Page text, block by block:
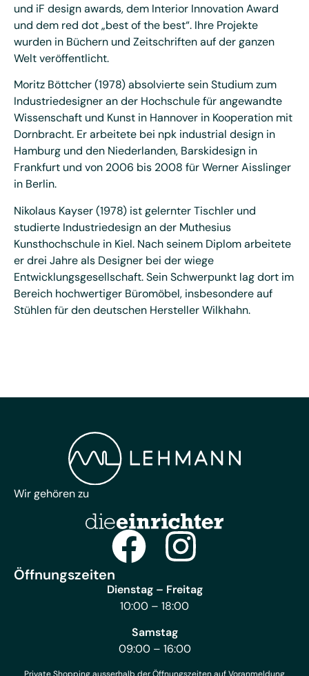
und iF design awards, dem Interior Innovation Award
und dem red dot „best of the best“. Ihre Projekte
wurden in Büchern und Zeitschriften auf der ganzen
Welt veröffentlicht.
Moritz Böttcher (1978) absolvierte sein Studium zum
Industriedesigner an der Hochschule für angewandte
Wissenschaft und Kunst in Hannover in Kooperation mit
Dornbracht. Er arbeitete bei npk industrial design in
Hamburg und den Niederlanden, Barskidesign in
Frankfurt und von 2006 bis 2008 für Werner Aisslinger
in Berlin.
Nikolaus Kayser (1978) ist gelernter Tischler und
studierte Industriedesign an der Muthesius
Kunsthochschule in Kiel. Nach seinem Diplom arbeitete
er drei Jahre als Designer bei der wiege
Entwicklungsgesellschaft. Sein Schwerpunkt lag dort im
Bereich hochwertiger Büromöbel, insbesondere auf
Stühlen für den deutschen Hersteller Wilkhahn.
Wir gehören zu
Öffnungszeiten
Dienstag – Freitag
10:00 – 18:00
Samstag
09:00 – 16:00